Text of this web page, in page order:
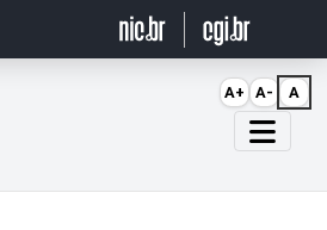
A+ A- A